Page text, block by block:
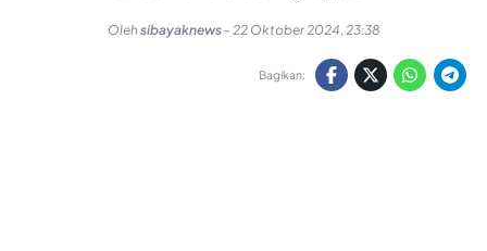
Olehsibayaknews - 22 Oktober 2024, 23:38
Bagikan: